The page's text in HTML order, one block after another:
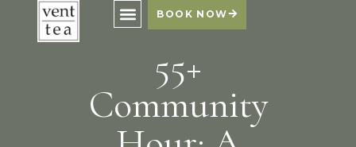
BOOK NOW
55+
Community